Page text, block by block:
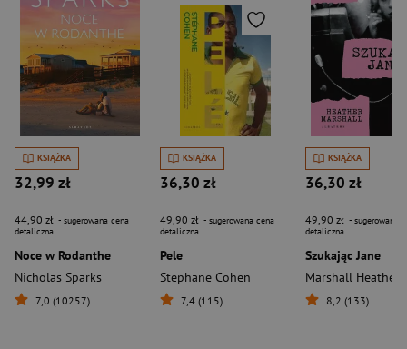
KSIĄŻKA
32,99 zł
44,90 zł - sugerowana cena
detaliczna
Noce w Rodanthe
Nicholas Sparks
7,0 (10257)
KSIĄŻKA
36,30 zł
49,90 zł - sugerowana cena
detaliczna
Pele
Stephane Cohen
7,4 (115)
KSIĄŻKA
36,30 zł
49,90 zł - sugerowana
detaliczna
Szukając Jane
Marshall Heather
8,2 (133)